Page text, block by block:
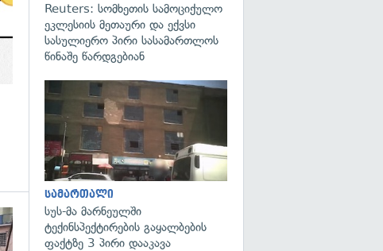
გადახედვა
Reuters: სომხეთის სამოციქულო
ეკლესიის მეთაური და ექვსი
სასულიერო პირი სასამართლოს
წინაშე წარდგებიან
სამართალი
სუს-მა მარნეულში
ტექინსპექტირების გაყალბების
ფაქტზე 3 პირი დააკავა